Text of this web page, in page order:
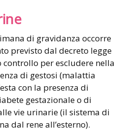
di gravidanza occorre
previsto dal decreto legge
controllo per escludere nella
di gestosi (malattia
con la presenza di
gestazionale o di
vie urinarie (il sistema di
dal rene all’esterno).